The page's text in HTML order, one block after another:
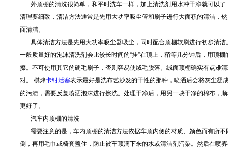
外顶棚的清洗很简单，和平时洗车一样，加上清洗剂用水冲干净就可以了
清理要细致，清洁方法通常是先用大功率吸尘管和刷子进行大面积的清洁，
面清洁。
具体清洁方法是先用大功率吸尘器吸尘，同时配合顶棚软刷进行初步清洁
一般质量好的泡沫清洗剂会比较长时间的“挂”在顶上，稍等几分钟后，用顶
擦。不可使用其它的硬毛刷子，否则容易使绒毛脱落。绒面顶棚确实有点难
对。 棋烽卡钳活塞表示最好是洗布艺沙发的干性的那种，喷洒后会将灰尘凝
的污渍，需要反复喷洒泡沫进行擦洗。处理干净后，用另一块干净的棉布，
更好了。
汽车内顶棚的清洗
需要注意的是，车内顶棚的清洁方法依据车顶内侧的材质、颜色而有所不
倒，再用毛巾或椅套盖住，防止被车顶滴下来的水或清洁剂污染。然后在喷